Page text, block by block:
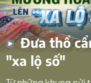
Đưa thổ
"xa lộ số"